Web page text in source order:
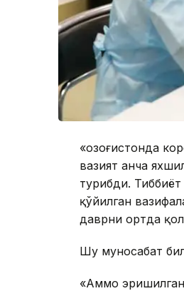
«Қозоғистонда
вазият анча
турибди.
қўйилган
даврни ортда
Шу муносабат
«Аммо